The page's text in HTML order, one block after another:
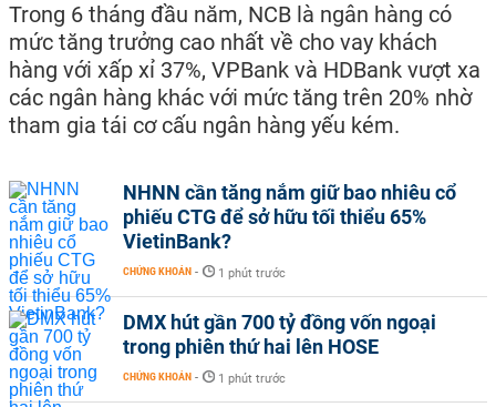
Trong 6 tháng đầu năm, NCB là ngân hàng có
mức tăng trưởng cao nhất về cho vay khách
hàng với xấp xỉ 37%, VPBank và HDBank vượt xa
các ngân hàng khác với mức tăng trên 20% nhờ
tham gia tái cơ cấu ngân hàng yếu kém.
NHNN cần tăng nắm giữ bao nhiêu cổ
phiếu CTG để sở hữu tối thiểu 65%
VietinBank?
CHỨNG KHOÁN - 1 phút trước
DMX hút gần 700 tỷ đồng vốn ngoại
trong phiên thứ hai lên HOSE
CHỨNG KHOÁN - 1 phút trước